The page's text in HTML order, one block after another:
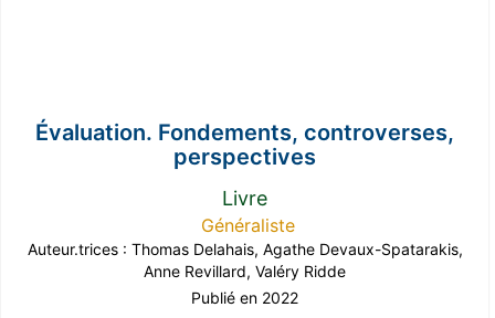
Évaluation. Fondements, controverses,
perspectives
Livre
Généraliste
Auteur.trices : Thomas Delahais, Agathe Devaux-Spatarakis,
Anne Revillard, Valéry Ridde
Publié en 2022